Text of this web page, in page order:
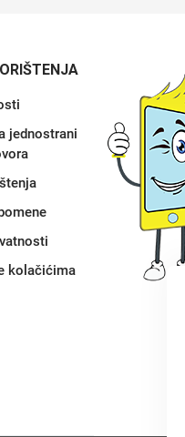
jednostrani
kolačićima